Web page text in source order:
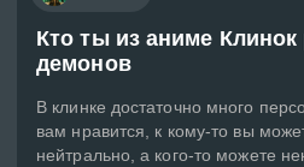
Кто ты из аниме
демонов
В клинке достаточно много
вам нравится, к кому-то вы
нейтрально, а кого-то можете